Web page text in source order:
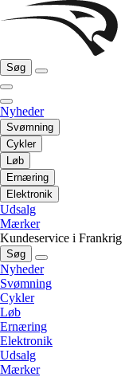
Søg
Nyheder
Svømning
Cykler
Løb
Ernæring
Elektronik
Udsalg
Mærker
Kundeservice i Frankrig
Søg
Nyheder
Svømning
Cykler
Løb
Ernæring
Elektronik
Udsalg
Mærker